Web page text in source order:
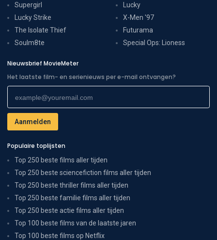
Supergirl
Lucky Strike
The Isolate Thief
Soulm8te
Lucky
X-Men '97
Futurama
Special Ops: Lioness
Nieuwsbrief MovieMeter
Het laatste film- en serienieuws per e-mail ontvangen?
Populaire toplijsten
Top 250 beste films aller tijden
Top 250 beste sciencefiction films aller tijden
Top 250 beste thriller films aller tijden
Top 250 beste familie films aller tijden
Top 250 beste actie films aller tijden
Top 100 beste films van de laatste jaren
Top 100 beste films op Netflix